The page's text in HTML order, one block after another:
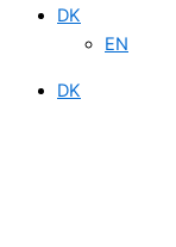
DK
EN
DK